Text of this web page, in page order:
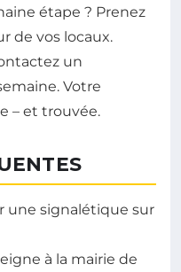
étape ? Prenez
de vos locaux.
un
Votre
– et trouvée.
une signalétique sur
à la mairie de